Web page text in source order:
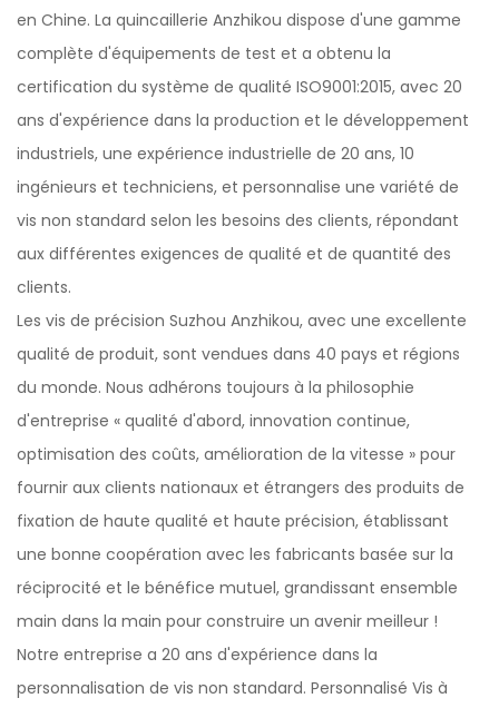
en Chine. La quincaillerie Anzhikou dispose d'une gamme
complète d'équipements de test et a obtenu la
certification du système de qualité ISO9001:2015, avec 20
ans d'expérience dans la production et le développement
industriels, une expérience industrielle de 20 ans, 10
ingénieurs et techniciens, et personnalise une variété de
vis non standard selon les besoins des clients, répondant
aux différentes exigences de qualité et de quantité des
clients.
Les vis de précision Suzhou Anzhikou, avec une excellente
qualité de produit, sont vendues dans 40 pays et régions
du monde. Nous adhérons toujours à la philosophie
d'entreprise « qualité d'abord, innovation continue,
optimisation des coûts, amélioration de la vitesse » pour
fournir aux clients nationaux et étrangers des produits de
fixation de haute qualité et haute précision, établissant
une bonne coopération avec les fabricants basée sur la
réciprocité et le bénéfice mutuel, grandissant ensemble
main dans la main pour construire un avenir meilleur !
Notre entreprise a 20 ans d'expérience dans la
personnalisation de vis non standard. Personnalisé Vis à